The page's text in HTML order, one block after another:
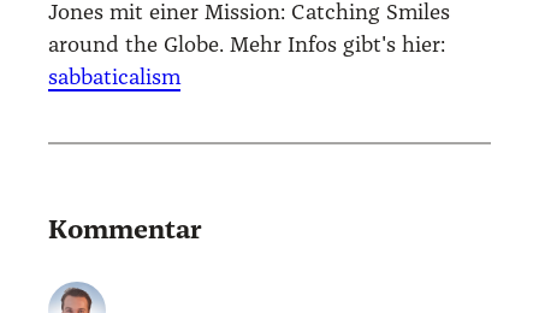
Jones mit einer Mission: Catching Smiles
around the Globe. Mehr Infos gibt's hier:
sabbaticalism
Kommentar